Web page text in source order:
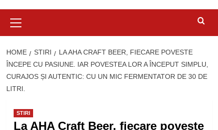
Menu
HOME STIRI
LA AHA CRAFT BEER, FIECARE POVESTE
ÎNCEPE CU PASIUNE. IAR POVESTEA LOR A ÎNCEPUT SIMPLU,
CURAJOS ȘI AUTENTIC: CU UN MIC FERMENTATOR DE 30 DE
LITRI.
STIRI
La AHA Craft Beer, fiecare poveste